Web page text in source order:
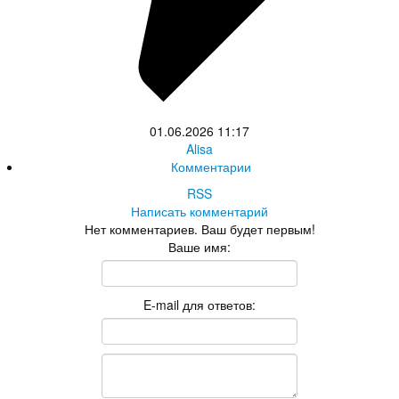
01.06.2026 11:17
Alisa
Комментарии
RSS
Написать комментарий
Нет комментариев. Ваш будет первым!
Ваше имя:
E-mail для ответов: